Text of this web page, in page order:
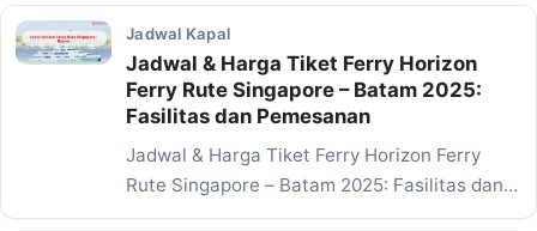
Jadwal Kapal
Jadwal & Harga Tiket Ferry Horizon
Ferry Rute Singapore – Batam 2025:
Fasilitas dan Pemesanan
Jadwal & Harga Tiket Ferry Horizon Ferry
Rute Singapore – Batam 2025: Fasilitas dan
Pemesanan…